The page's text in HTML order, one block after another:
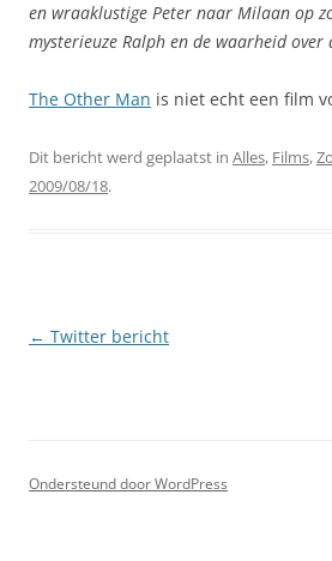
en wraaklustige Peter naar Milaan op
mysterieuze Ralph en de waarheid
The Other Man is niet echt een film
Dit bericht werd geplaatst in Alles, Films,
2009/08/18.
Berichtnavigatie
← Twitter bericht
Ondersteund door WordPress